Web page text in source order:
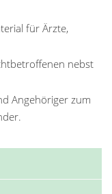
für Ärzte,
nebst
Angehöriger zum